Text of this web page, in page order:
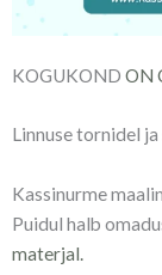
KOGUKOND ON
Linnuse tornidel ja
Kassinurme
Puidul halb
materjal.